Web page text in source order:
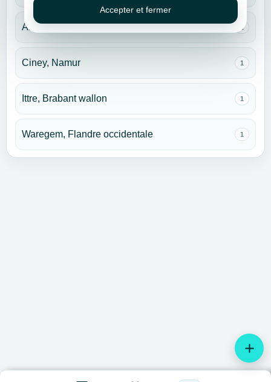
add
Anderlecht, Bruxelles 1
Ciney, Namur 1
Ittre, Brabant wallon 1
Waregem, Flandre occidentale 1
Accepter et fermer